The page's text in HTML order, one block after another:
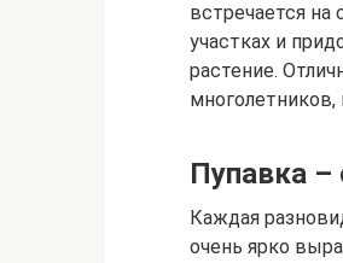
встречается на
участках и
растение.
Пупавка –
Каждая
очень ярко